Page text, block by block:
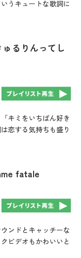
うキュートな歌詞に
るりんってし
キミをいちばん好き
恋する気持ちも盛り
fatale
ンドとキャッチーな
ビデオもかわいいと